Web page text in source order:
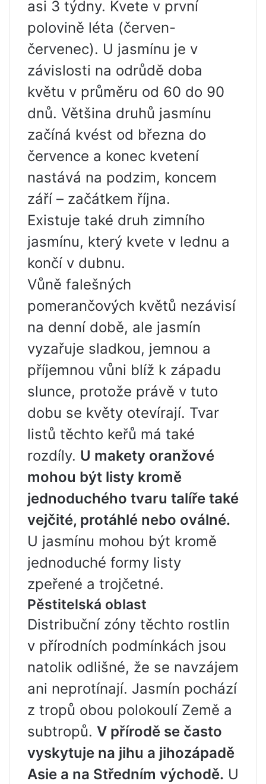
asi 3 týdny. Kvete v první
polovině léta (červen-
červenec). U jasmínu je v
závislosti na odrůdě doba
květu v průměru od 60 do 90
dnů. Většina druhů jasmínu
začíná kvést od března do
července a konec kvetení
nastává na podzim, koncem
září – začátkem října.
Existuje také druh zimního
jasmínu, který kvete v lednu a
končí v dubnu.
Vůně falešných
pomerančových květů nezávisí
na denní době, ale jasmín
vyzařuje sladkou, jemnou a
příjemnou vůni blíž k západu
slunce, protože právě v tuto
dobu se květy otevírají. Tvar
listů těchto keřů má také
rozdíly. U makety oranžové
mohou být listy kromě
jednoduchého tvaru talíře také
vejčité, protáhlé nebo oválné.
U jasmínu mohou být kromě
jednoduché formy listy
zpeřené a trojčetné.
Pěstitelská oblast
Distribuční zóny těchto rostlin
v přírodních podmínkách jsou
natolik odlišné, že se navzájem
ani neprotínají. Jasmín pochází
z tropů obou polokoulí Země a
subtropů. V přírodě se často
vyskytuje na jihu a jihozápadě
Asie a na Středním východě. U